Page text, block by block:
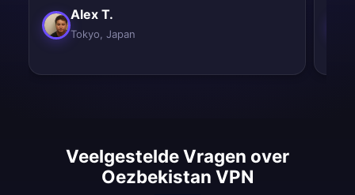
Alex T.
Tokyo, Japan
Veelgestelde Vragen over
Oezbekistan VPN